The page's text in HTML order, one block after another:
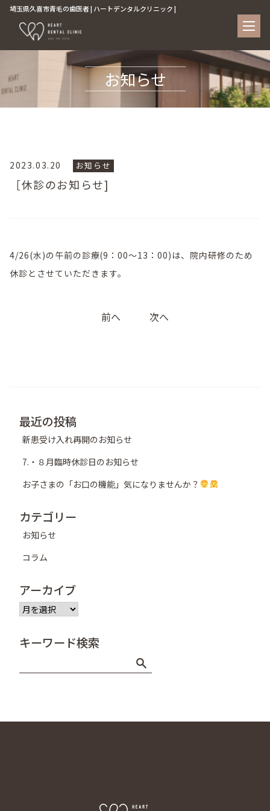
埼玉県久喜市青毛の歯医者 | ハートデンタルクリニック |
お知らせ
2023.03.20 お知らせ
［休診のお知らせ]
4/26(水)の午前の診療(9：00～13：00)は、院内研修のため
休診とさせていただきます。
前へ 次へ
最近の投稿
新患受け入れ再開のお知らせ
7.・８月臨時休診日のお知らせ
お子さまの「お口の機能」気になりませんか？
カテゴリー
お知らせ
コラム
アーカイブ
ア
ー
イ
キーワード検索